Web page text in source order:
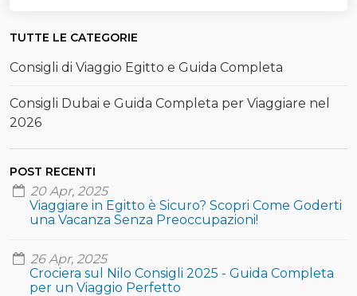
TUTTE LE CATEGORIE
Consigli di Viaggio Egitto e Guida Completa
Consigli Dubai e Guida Completa per Viaggiare nel
2026
POST RECENTI
20 Apr, 2025
Viaggiare in Egitto è Sicuro? Scopri Come Goderti
una Vacanza Senza Preoccupazioni!
26 Apr, 2025
Crociera sul Nilo Consigli 2025 - Guida Completa
per un Viaggio Perfetto